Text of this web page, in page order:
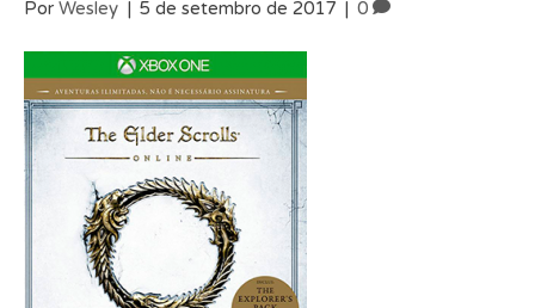
Por Wesley | 5 de setembro de 2017 | 0